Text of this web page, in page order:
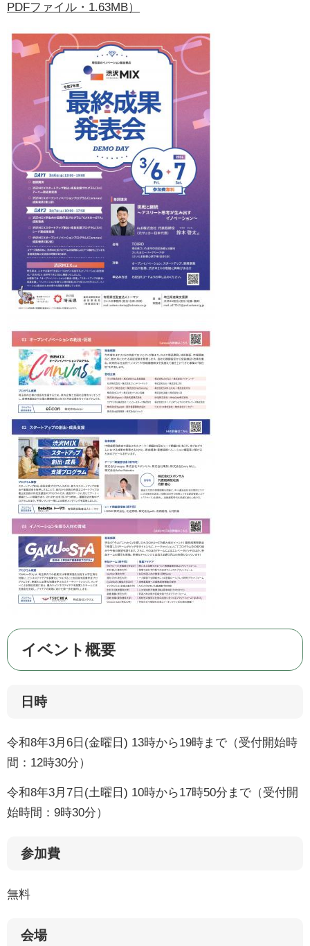
PDFファイル・1.63MB）
イベント概要​
日時
令和8年3月6日(金曜日) 13時から19時まで（受付開始時
間：12時30分）
令和8年3月7日(土曜日) 10時から17時50分まで（受付開
始時間：9時30分）
参加費
無料
会場